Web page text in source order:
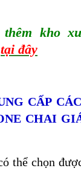
kho
tại đây
CẤP
CHAI
thể chọn